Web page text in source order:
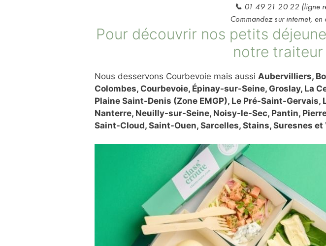
📞 01 49 21 20 22 (ligne
Commandez sur internet,
Pour découvrir nos petits
notre
Nous desservons Courbevoie mais aussi Aubervilliers,
Colombes, Courbevoie, Épinay-sur-Seine, Groslay, La
Plaine Saint-Denis (Zone EMGP), Le Pré-Saint-
Nanterre, Neuilly-sur-Seine, Noisy-le-Sec, Pantin,
Saint-Cloud, Saint-Ouen, Sarcelles, Stains, Suresnes